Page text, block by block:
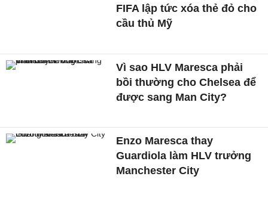
FIFA lập tức xóa thẻ đỏ cho
cầu thủ Mỹ
Vì sao HLV Maresca phải
bồi thường cho Chelsea để
được sang Man City?
Enzo Maresca thay
Guardiola làm HLV trưởng
Manchester City